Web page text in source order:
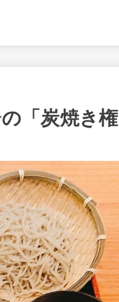
「炭焼き権